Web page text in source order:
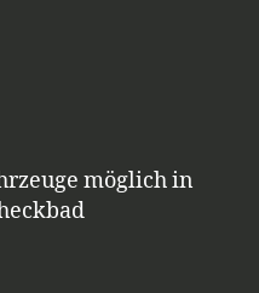
möglich in